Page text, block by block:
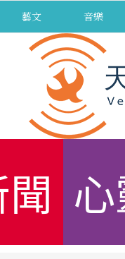
藝文 音樂